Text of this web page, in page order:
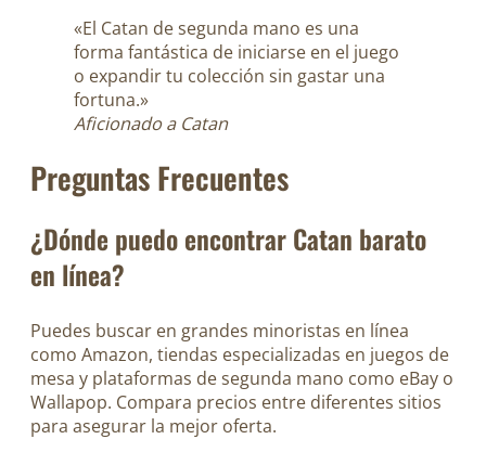
«El Catan de segunda mano es una
forma fantástica de iniciarse en el juego
o expandir tu colección sin gastar una
fortuna.»
Aficionado a Catan
Preguntas Frecuentes
¿Dónde puedo encontrar Catan barato
en línea?
Puedes buscar en grandes minoristas en línea
como Amazon, tiendas especializadas en juegos de
mesa y plataformas de segunda mano como eBay o
Wallapop. Compara precios entre diferentes sitios
para asegurar la mejor oferta.